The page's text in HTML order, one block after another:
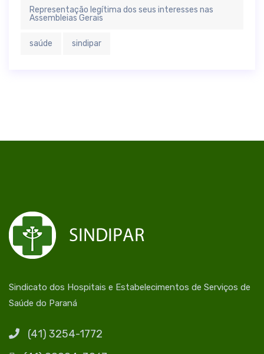
Representação legítima dos seus interesses nas
Assembleias Gerais
saúde sindipar
Sindicato dos Hospitais e Estabelecimentos de Serviços de
Saúde do Paraná
(41) 3254-1772